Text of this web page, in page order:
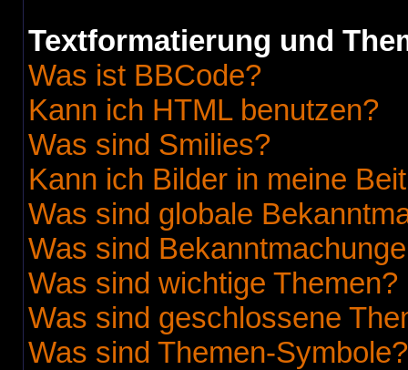
Textformatierung und
Was ist BBCode?
Kann ich HTML benutzen?
Was sind Smilies?
Kann ich Bilder in meine
Was sind globale
Was sind
Was sind wichtige Themen?
Was sind geschlossene
Was sind Themen-Symbole?